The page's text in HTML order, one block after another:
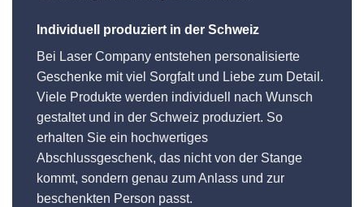
Individuell produziert in der Schweiz
Bei Laser Company entstehen personalisierte
Geschenke mit viel Sorgfalt und Liebe zum Detail.
Viele Produkte werden individuell nach Wunsch
gestaltet und in der Schweiz produziert. So
erhalten Sie ein hochwertiges
Abschlussgeschenk, das nicht von der Stange
kommt, sondern genau zum Anlass und zur
beschenkten Person passt.